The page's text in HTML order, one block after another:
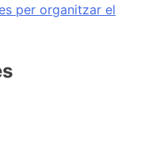
per organitzar el